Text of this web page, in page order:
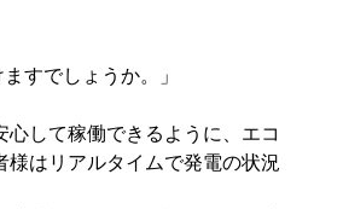
すでしょうか。」
して稼働できるように、エコ
はリアルタイムで発電の状況